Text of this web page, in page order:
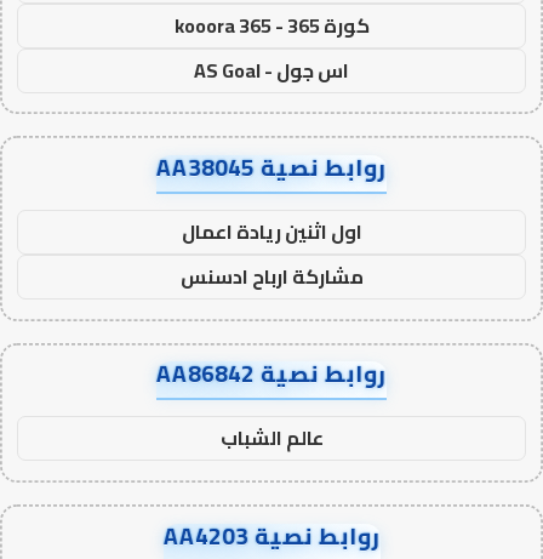
كورة 365 - kooora 365
اس جول - AS Goal
روابط نصية AA38045
اول اثنين ريادة اعمال
مشاركة ارباح ادسنس
روابط نصية AA86842
عالم الشباب
روابط نصية AA4203